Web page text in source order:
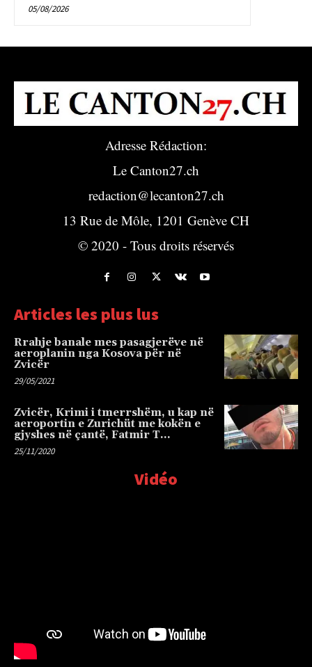
05/08/2026
Adresse Rédaction:
Le Canton27.ch
redaction@lecanton27.ch
13 Rue de Môle, 1201 Genève CH
© 2020 - Tous droits réservés
Articles les plus lus
Rrahje banale mes pasagjerëve në
aeroplanin nga Kosova për në
Zvicër
29/05/2021
Zvicër, Krimi i tmerrshëm, u kap në
aeroportin e Zurichüt me kokën e
gjyshes në çantë, Fatmir T…
25/11/2020
Vidéo